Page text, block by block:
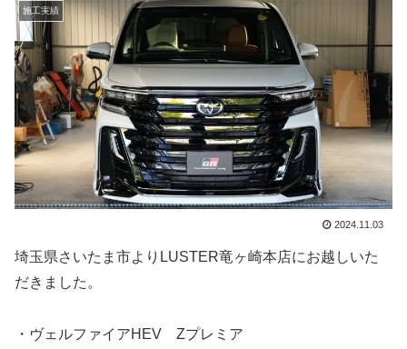
施工実績
2024.11.03
埼玉県さいたま市よりLUSTER竜ヶ崎本店にお越しいた
だきました。
・ヴェルファイアHEV Zプレミア